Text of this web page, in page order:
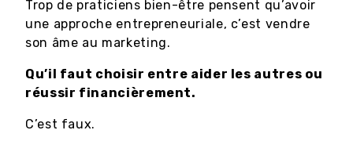
Trop de praticiens bien-être pensent qu’avoir
une approche entrepreneuriale, c’est vendre
son âme au marketing.
Qu’il faut choisir entre aider les autres ou
réussir financièrement.
C’est faux.